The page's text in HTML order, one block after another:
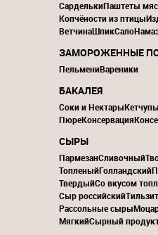
СарделькиПаштеты
Копчёности из птицы
ВетчинаШпикСало
ЗАМОРОЖЕННЫЕ
ПельмениВареники
БАКАЛЕЯ
Соки и Нектары
ПюреКонсервация
СЫРЫ
ПармезанСливочный
ТопленыйГолландский
ТвердыйСо вкусом
Сыр российский
Рассольные сыры
МягкийСырный